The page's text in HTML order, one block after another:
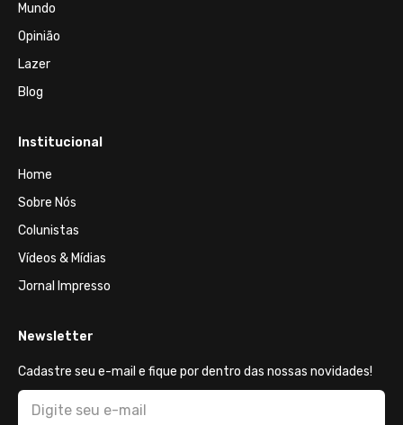
Mundo
Opinião
Lazer
Blog
Institucional
Home
Sobre Nós
Colunistas
Vídeos & Mídias
Jornal Impresso
Newsletter
Cadastre seu e-mail e fique por dentro das nossas novidades!